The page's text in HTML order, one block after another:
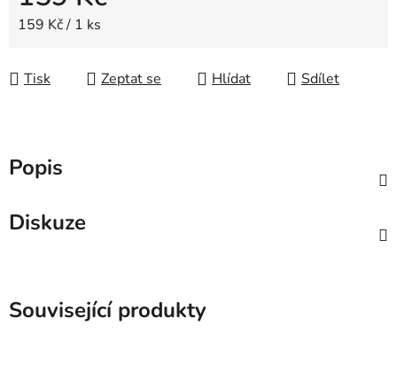
Měrná cena:
159 Kč / 1 ks
Tisk Zeptat se Hlídat Sdílet
Popis
Diskuze
Související produkty